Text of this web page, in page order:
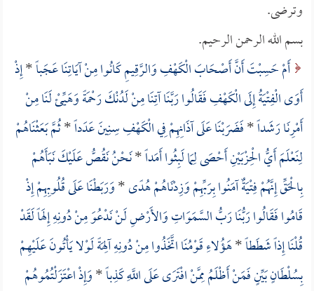
وترضى.
بسم الله الرحمن الرحيم.
أَمْ حَسِبْتَ أَنَّ أَصْحَابَ الْكَهْفِ وَالرَّقِيمِ كَانُوا مِنْ آيَاتِنَا عَجَباً*إِذْ
أَوَى الْفِتْيَةُ إِلَى الْكَهْفِ فَقَالُوا رَبَّنَا آتِنَا مِنْ لَدُنْكَ رَحْمَةً وَهَيِّئْ لَنَا مِنْ
أَمْرِنَا رَشَداً*فَضَرَبْنَا عَلَى آذَانِهِمْ فِي الْكَهْفِ سِنِينَ عَدَداً*ثُمَّ بَعَثْنَاهُمْ
لِنَعْلَمَ أَيُّ الْحِزْبَيْنِ أَحْصَى لِمَا لَبِثُوا أَمَداً*نَحْنُ نَقُصُّ عَلَيْكَ نَبَأَهُمْ
بِالْحَقِّ إِنَّهُمْ فِتْيَةٌ آمَنُوا بِرَبِّهِمْ وَزِدْنَاهُمْ هُدًى*وَرَبَطْنَا عَلَى قُلُوبِهِمْ إِذْ
قَامُوا فَقَالُوا رَبُّنَا رَبُّ السَّمَوَاتِ وَالأَرْضِ لَنْ نَدْعُوَ مِنْ دُونِهِ إِلَهاً لَقَدْ
قُلْنَا إِذاً شَطَطاً*هَؤُلاءِ قَوْمُنَا اتَّخَذُوا مِنْ دُونِهِ آلِهَةً لَوْلا يَأْتُونَ عَلَيْهِمْ
بِسُلْطَانٍ بَيِّنٍ فَمَنْ أَظْلَمُ مِمَّنْ افْتَرَى عَلَى اللَّهِ كَذِباً*وَإِذْ اعْتَزَلْتُمُوهُمْ